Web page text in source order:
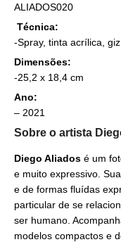
ALIADOS020
Técnica:
-Spray, tinta acrílica,
Dimensões:
-25,2 x 18,4 cm
Ano:
– 2021
Sobre o artista
Diego Aliados é um
e muito expressivo.
e de formas fluídas
particular de se
ser humano.
modelos compactos e